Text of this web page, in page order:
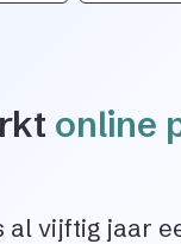
online
al vijftig jaar